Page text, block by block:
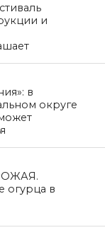
и
в
округе
огурца в